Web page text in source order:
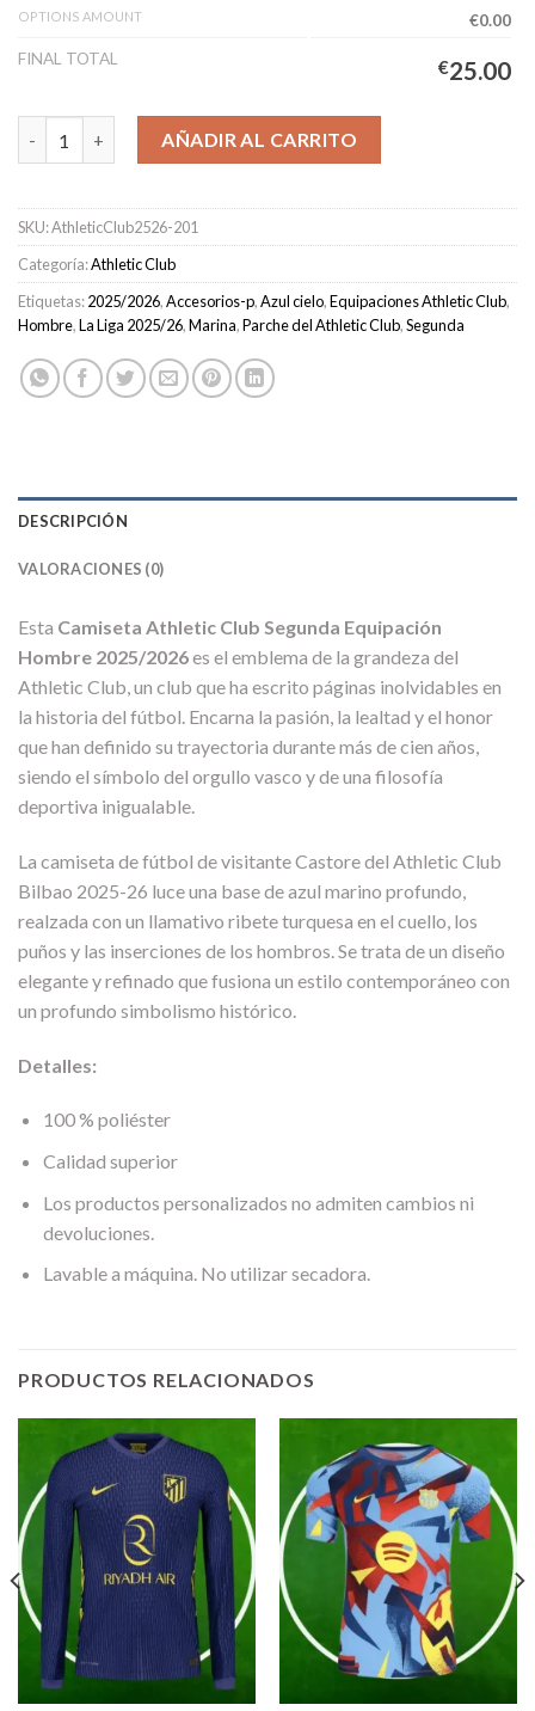
OPTIONS AMOUNT
€0.00
FINAL TOTAL
€25.00
Camiseta Athletic Club Segunda Equipación Hombre 2025/
AÑADIR AL CARRITO
SKU:AthleticClub2526-201
Categoría:Athletic Club
Etiquetas:2025/2026,Accesorios-p,Azul cielo,Equipaciones Athletic Club,
Hombre,La Liga 2025/26,Marina,Parche del Athletic Club,Segunda
DESCRIPCIÓN
VALORACIONES (0)
Esta Camiseta Athletic Club Segunda Equipación
Hombre 2025/2026es el emblema de la grandeza del
Athletic Club, un club que ha escrito páginas inolvidables en
la historia del fútbol. Encarna la pasión, la lealtad y el honor
que han definido su trayectoria durante más de cien años,
siendo el símbolo del orgullo vasco y de una filosofía
deportiva inigualable.
La camiseta de fútbol de visitante Castore del Athletic Club
Bilbao 2025-26 luce una base de azul marino profundo,
realzada con un llamativo ribete turquesa en el cuello, los
puños y las inserciones de los hombros. Se trata de un diseño
elegante y refinado que fusiona un estilo contemporáneo con
un profundo simbolismo histórico.
Detalles:
100 % poliéster
Calidad superior
Los productos personalizados no admiten cambios ni
devoluciones.
Lavable a máquina. No utilizar secadora.
PRODUCTOS RELACIONADOS